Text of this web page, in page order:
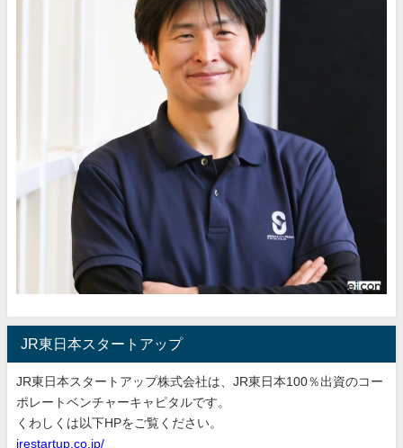
JR東日本スタートアップ
JR東日本スタートアップ株式会社は、JR東日本100％出資のコー
ポレートベンチャーキャピタルです。
くわしくは以下HPをご覧ください。
jrestartup.co.jp/